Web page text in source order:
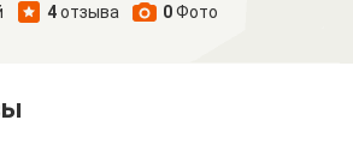
4отзыва 0Фото